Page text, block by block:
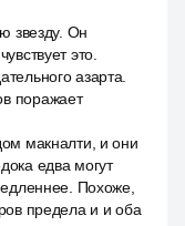
звезду. Он
это.
азарта.
поражает
макналти, и они
едва могут
Похоже,
предела и и оба